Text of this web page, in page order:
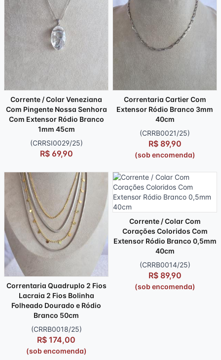
Corrente / Colar Veneziana
Com Pingente Nossa Senhora
Com Extensor Ródio Branco
1mm 45cm
(CRRSI0029/25)
R$ 69,90
Correntaria Cartier Com
Extensor Ródio Branco 3mm
40cm
(CRRB0021/25)
R$ 89,90
(sob encomenda)
Correntaria Quadruplo 2 Fios
Lacraia 2 Fios Bolinha
Folheado Dourado e Ródio
Branco 50cm
(CRRB0018/25)
R$ 174,00
(sob encomenda)
Corrente / Colar Com
Corações Coloridos Com
Extensor Ródio Branco 0,5mm
40cm
(CRRB0014/25)
R$ 89,90
(sob encomenda)